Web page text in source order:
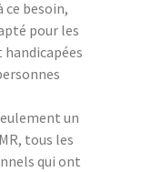
ce besoin,
pour les
un
tous les
qui ont